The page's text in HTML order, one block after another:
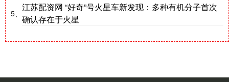
5、
江苏配资网 “好奇”号火星车新发现：多种有机分子首次
确认存在于火星